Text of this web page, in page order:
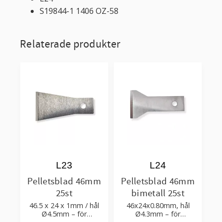
S19844-1 1406 OZ-58
Relaterade produkter
Pelletsblad 46mm
25st
46.5 x 24 x 1mm / hål
Ø4.5mm – för
L23
Pelletsblad 46mm
bimetall 25st
46x24x0.80mm, hål
Ø4.3mm – för
L24